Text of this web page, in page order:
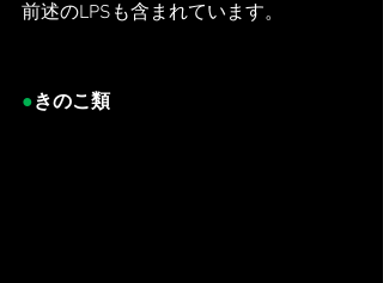
前述のLPSも含まれています。
●きのこ類